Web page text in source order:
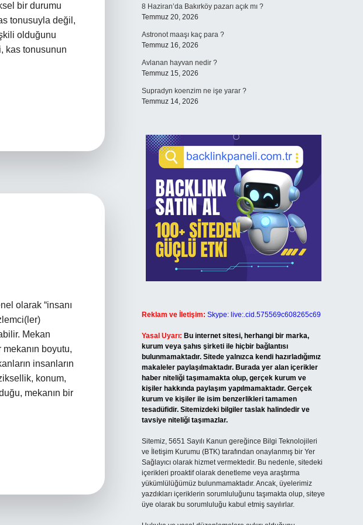
bir durumu
tonusuyla değil,
olduğunu
kas tonusunun
olarak “insanı
Mekan
boyutu,
insanların
konum,
mekanın bir
8 Haziran’da Bakırköy pazarı açık mı ?
Temmuz 20, 2026
Astronot maaşı kaç para ?
Temmuz 16, 2026
Avlanan hayvan nedir ?
Temmuz 15, 2026
Supradyn koenzim ne işe yarar ?
Temmuz 14, 2026
Reklam ve İletişim: Skype: live:.cid.575569c608265c69
Yasal Uyarı: Bu internet sitesi, herhangi bir marka,
kurum veya şahıs şirketi ile hiçbir bağlantısı
bulunmamaktadır. Sitede yalnızca kendi hazırladığımız
makaleler paylaşılmaktadır. Burada yer alan içerikler
haber niteliği taşımamakta olup, gerçek kurum ve
kişiler hakkında paylaşım yapılmamaktadır. Gerçek
kurum ve kişiler ile isim benzerlikleri tamamen
tesadüfidir. Sitemizdeki bilgiler taslak halindedir ve
tavsiye niteliği taşımazlar.
Sitemiz, 5651 Sayılı Kanun gereğince Bilgi Teknolojileri
ve İletişim Kurumu (BTK) tarafından onaylanmış bir Yer
Sağlayıcı olarak hizmet vermektedir. Bu nedenle, sitedeki
içerikleri proaktif olarak denetleme veya araştırma
yükümlülüğümüz bulunmamaktadır. Ancak, üyelerimiz
yazdıkları içeriklerin sorumluluğunu taşımakta olup, siteye
üye olarak bu sorumluluğu kabul etmiş sayılırlar.